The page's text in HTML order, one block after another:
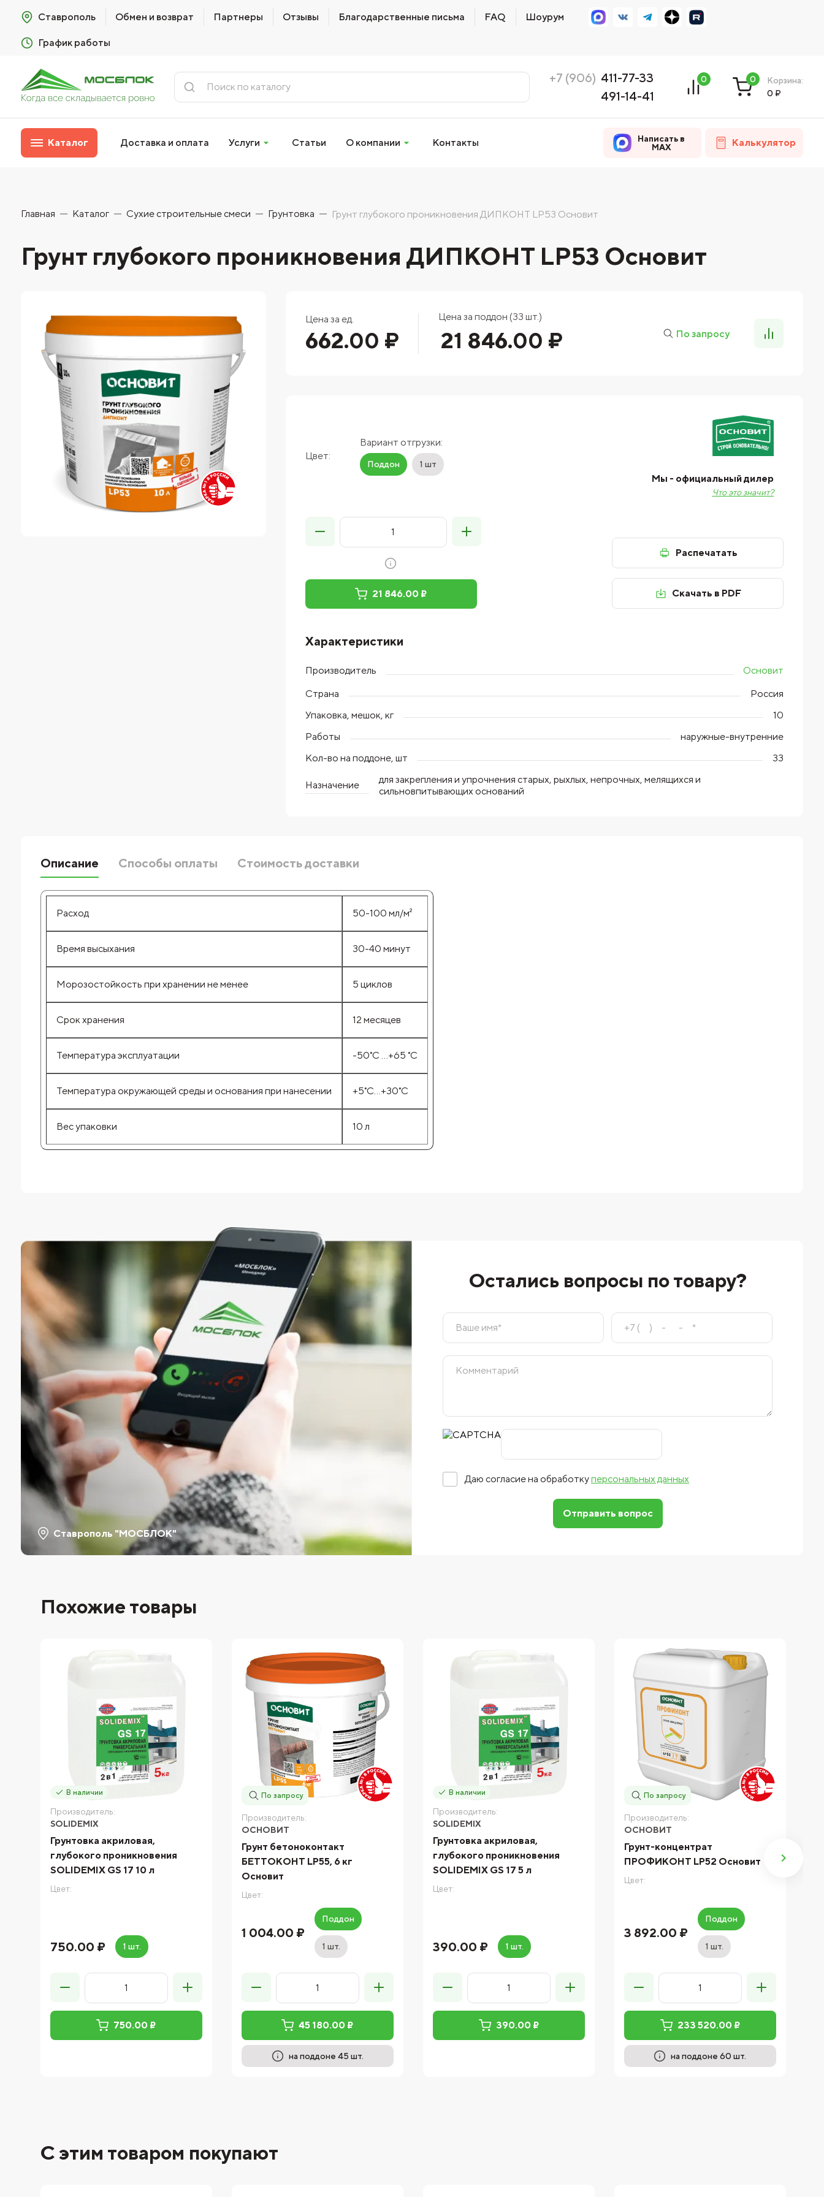
Ставрополь Обмен и возврат Партнеры Отзывы Благодарственные письма FAQ Шоурум
График работы
+7 (906) 411-77-33
491-14-41
0 0
Корзина:
0 ₽
Каталог Доставка и оплата Услуги Статьи О компании Контакты
Написать в
MAX
Калькулятор
Главная Каталог Сухие строительные смеси Грунтовка Грунт глубокого проникновения ДИПКОНТ LP53 Основит
Грунт глубокого проникновения ДИПКОНТ LP53 Основит
Цена за ед.
662.00 ₽
Цена за поддон (33 шт.)
21 846.00 ₽ По запросу
Цвет:
Вариант отгрузки:
Поддон 1 шт
Мы - официальный дилер
Что это значит?
21 846.00 ₽
Распечатать
Скачать в PDF
Характеристики
Производитель
Основит
Страна
Россия
Упаковка, мешок, кг
10
Работы
наружные-внутренние
Кол-во на поддоне, шт
33
Назначение
для закрепления и упрочнения старых, рыхлых, непрочных, мелящихся и
сильновпитывающих оснований
Описание Способы оплаты Стоимость доставки
Расход 50-100 мл/м²
Время высыхания 30-40 минут
Морозостойкость при хранении не менее 5 циклов
Срок хранения 12 месяцев
Температура эксплуатации -50˚С …+65 ˚С
Температура окружающей среды и основания при нанесении +5˚С…+30˚С
Вес упаковки 10 л
Ставрополь "МОСБЛОК"
Остались вопросы по товару?
Даю согласие на обработкуперсональных данных
Отправить вопрос
Похожие товары
В наличии
Производитель:
SOLIDEMIX
Грунтовка акриловая,
глубокого проникновения
SOLIDEMIX GS 17 10 л
Цвет:
750.00 ₽ 1 шт.
750.00 ₽
По запросу
Производитель:
ОСНОВИТ
Грунт бетоноконтакт
БЕТТОКОНТ LP55, 6 кг
Основит
Цвет:
1 004.00 ₽
Поддон
1 шт.
45 180.00 ₽
на поддоне 45 шт.
В наличии
Производитель:
SOLIDEMIX
Грунтовка акриловая,
глубокого проникновения
SOLIDEMIX GS 17 5 л
Цвет:
390.00 ₽ 1 шт.
390.00 ₽
По запросу
Производитель:
ОСНОВИТ
Грунт-концентрат
ПРОФИКОНТ LP52 Основит
Цвет:
3 892.00 ₽
Поддон
1 шт.
233 520.00 ₽
на поддоне 60 шт.
С этим товаром покупают